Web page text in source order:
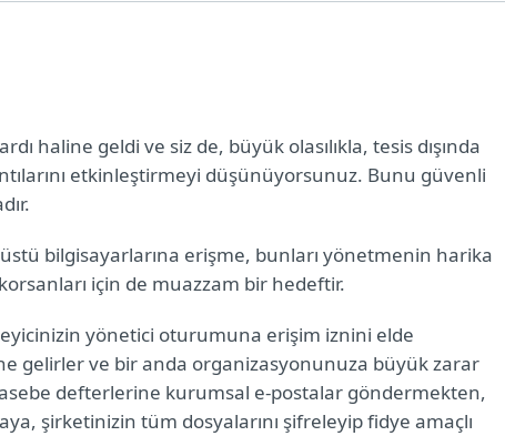
haline geldi ve siz de, büyük olasılıkla, tesis dışında
etkinleştirmeyi düşünüyorsunuz. Bunu güvenli
bilgisayarlarına erişme, bunları yönetmenin harika
için de muazzam bir hedeftir.
yönetici oturumuna erişim iznini elde
gelirler ve bir anda organizasyonunuza büyük zarar
defterlerine kurumsal e-postalar göndermekten,
şirketinizin tüm dosyalarını şifreleyip fidye amaçlı